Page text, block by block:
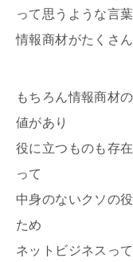
って思うような言
情報商材がたくさ
もちろん情報商材
値があり
役に立つものも存
って
中身のないクソの
ため
ネットビジネスっ